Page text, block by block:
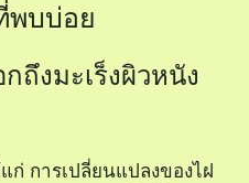
พบบ่อย
ถึงมะเร็งผิวหนัง
ก่ การเปลี่ยนแปลงของไฝ